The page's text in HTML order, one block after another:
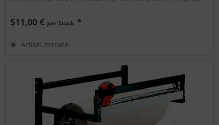
511,00 € per Stück *
Artikel merken